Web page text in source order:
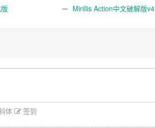
Mirillis Action中文破解版
体 签到